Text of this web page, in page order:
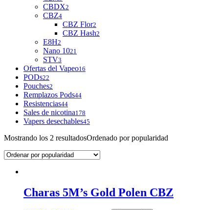
CBDX2
CBZ4
CBZ Flor2
CBZ Hash2
E8H2
Nano 1021
STV3
Ofertas del Vapeo16
PODs22
Pouches2
Remplazos Pods44
Resistencias44
Sales de nicotina178
Vapers desechables45
Mostrando los 2 resultadosOrdenado por popularidad
Charas 5M’s Gold Polen CBZ